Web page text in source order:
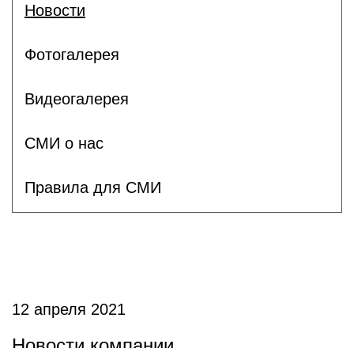
Новости
Фотогалерея
Видеогалерея
СМИ о нас
Правила для СМИ
12 апреля 2021